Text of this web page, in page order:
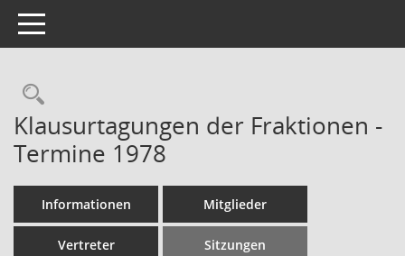
Toggle navigation
Rechercheauswahl
Klausurtagungen der Fraktionen -
Termine 1978
Informationen Mitglieder
Vertreter Sitzungen